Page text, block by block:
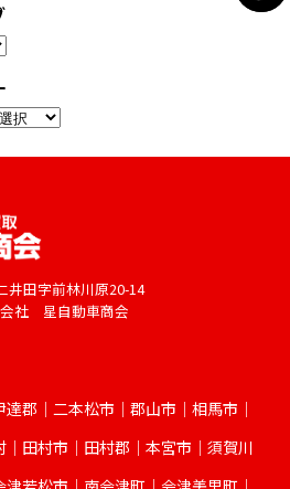
田字前林川原20-14
社 星自動車商会
郡｜二本松市｜郡山市｜相馬市｜
田村市｜田村郡｜本宮市｜須賀川